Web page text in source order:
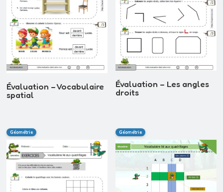
Évaluation – Vocabulaire
spatial
Évaluation – Les angles
droits
Géométrie Géométrie